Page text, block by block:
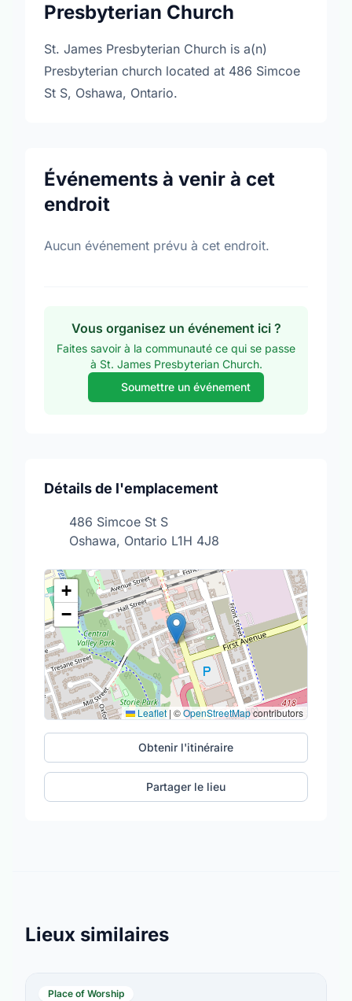
Presbyterian Church
St. James Presbyterian Church is a(n)
Presbyterian church located at 486 Simcoe
St S, Oshawa, Ontario.
Événements à venir à cet
endroit
Aucun événement prévu à cet endroit.
Vous organisez un événement ici ?
Faites savoir à la communauté ce qui se passe
à St. James Presbyterian Church.
Soumettre un événement
Détails de l'emplacement
486 Simcoe St S
Oshawa, Ontario L1H 4J8
+
−
Leaflet | ©OpenStreetMapcontributors
Obtenir l'itinéraire
Partager le lieu
Lieux similaires
Place of Worship